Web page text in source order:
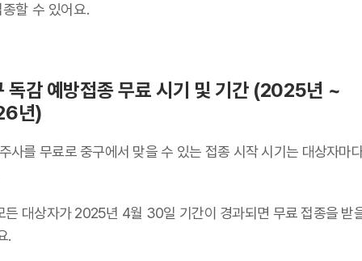
할 수 있어요.
독감 예방접종 무료 시기 및 기간 (2025년 ~
년)
사를 무료로 중구에서 맞을 수 있는 접종 시작 시기는 대상자마
든 대상자가 2025년 4월 30일 기간이 경과되면 무료 접종을 받
.